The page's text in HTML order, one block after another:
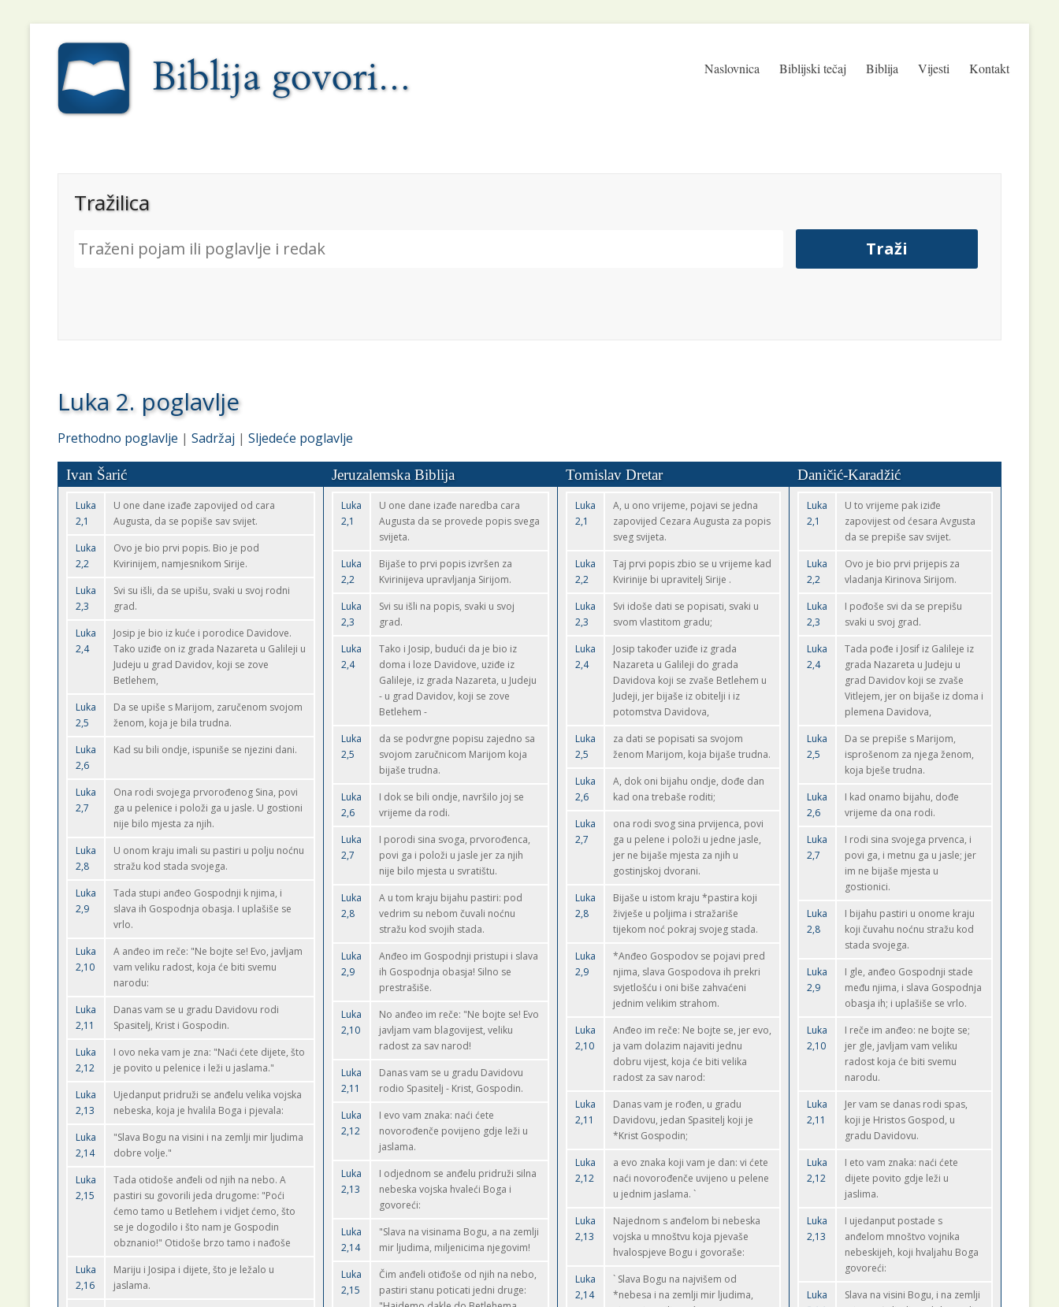
Naslovnica Biblijski tečaj Biblija Vijesti Kontakt
Tražilica
Luka 2. poglavlje
Prethodno poglavlje | Sadržaj | Sljedeće poglavlje
Ivan Šarić Jeruzalemska Biblija Tomislav Dretar Daničić-Karadžić
Luka
2,1
U one dane izađe zapovijed od cara
Augusta, da se popiše sav svijet.
Luka
2,2
Ovo je bio prvi popis. Bio je pod
Kvirinijem, namjesnikom Sirije.
Luka
2,3
Svi su išli, da se upišu, svaki u svoj rodni
grad.
Luka
2,4
Josip je bio iz kuće i porodice Davidove.
Tako uziđe on iz grada Nazareta u Galileji u
Judeju u grad Davidov, koji se zove
Betlehem,
Luka
2,5
Da se upiše s Marijom, zaručenom svojom
ženom, koja je bila trudna.
Luka
2,6
Kad su bili ondje, ispuniše se njezini dani.
Luka
2,7
Ona rodi svojega prvorođenog Sina, povi
ga u pelenice i položi ga u jasle. U gostioni
nije bilo mjesta za njih.
Luka
2,8
U onom kraju imali su pastiri u polju noćnu
stražu kod stada svojega.
Luka
2,9
Tada stupi anđeo Gospodnji k njima, i
slava ih Gospodnja obasja. I uplašiše se
vrlo.
Luka
2,10
A anđeo im reče: "Ne bojte se! Evo, javljam
vam veliku radost, koja će biti svemu
narodu:
Luka
2,11
Danas vam se u gradu Davidovu rodi
Spasitelj, Krist i Gospodin.
Luka
2,12
I ovo neka vam je zna: "Naći ćete dijete, što
je povito u pelenice i leži u jaslama."
Luka
2,13
Ujedanput pridruži se anđelu velika vojska
nebeska, koja je hvalila Boga i pjevala:
Luka
2,14
"Slava Bogu na visini i na zemlji mir ljudima
dobre volje."
Luka
2,15
Tada otidoše anđeli od njih na nebo. A
pastiri su govorili jeda drugome: "Poći
ćemo tamo u Betlehem i vidjet ćemo, što
se je dogodilo i što nam je Gospodin
obznanio!" Otidoše brzo tamo i nađoše
Luka
2,16
Mariju i Josipa i dijete, što je ležalo u
jaslama.
Luka
2,1
U one dane izađe naredba cara
Augusta da se provede popis svega
svijeta.
Luka
2,2
Bijaše to prvi popis izvršen za
Kvirinijeva upravljanja Sirijom.
Luka
2,3
Svi su išli na popis, svaki u svoj
grad.
Luka
2,4
Tako i Josip, budući da je bio iz
doma i loze Davidove, uziđe iz
Galileje, iz grada Nazareta, u Judeju
- u grad Davidov, koji se zove
Betlehem -
Luka
2,5
da se podvrgne popisu zajedno sa
svojom zaručnicom Marijom koja
bijaše trudna.
Luka
2,6
I dok se bili ondje, navršilo joj se
vrijeme da rodi.
Luka
2,7
I porodi sina svoga, prvorođenca,
povi ga i položi u jasle jer za njih
nije bilo mjesta u svratištu.
Luka
2,8
A u tom kraju bijahu pastiri: pod
vedrim su nebom čuvali noćnu
stražu kod svojih stada.
Luka
2,9
Anđeo im Gospodnji pristupi i slava
ih Gospodnja obasja! Silno se
prestrašiše.
Luka
2,10
No anđeo im reče: "Ne bojte se! Evo
javljam vam blagovijest, veliku
radost za sav narod!
Luka
2,11
Danas vam se u gradu Davidovu
rodio Spasitelj - Krist, Gospodin.
Luka
2,12
I evo vam znaka: naći ćete
novorođenče povijeno gdje leži u
jaslama.
Luka
2,13
I odjednom se anđelu pridruži silna
nebeska vojska hvaleći Boga i
govoreći:
Luka
2,14
"Slava na visinama Bogu, a na zemlji
mir ljudima, miljenicima njegovim!
Luka
2,15
Čim anđeli otiđoše od njih na nebo,
pastiri stanu poticati jedni druge:
Luka
2,1
A, u ono vrijeme, pojavi se jedna
zapovijed Cezara Augusta za popis
sveg svijeta.
Luka
2,2
Taj prvi popis zbio se u vrijeme kad
Kvirinije bi upravitelj Sirije .
Luka
2,3
Svi idoše dati se popisati, svaki u
svom vlastitom gradu;
Luka
2,4
Josip također uziđe iz grada
Nazareta u Galileji do grada
Davidova koji se zvaše Betlehem u
Judeji, jer bijaše iz obitelji i iz
potomstva Davidova,
Luka
2,5
za dati se popisati sa svojom
ženom Marijom, koja bijaše trudna.
Luka
2,6
A, dok oni bijahu ondje, dođe dan
kad ona trebaše roditi;
Luka
2,7
ona rodi svog sina prvijenca, povi
ga u pelene i položi u jedne jasle,
jer ne bijaše mjesta za njih u
gostinjskoj dvorani.
Luka
2,8
Bijaše u istom kraju *pastira koji
živješe u poljima i stražariše
tijekom noć pokraj svojeg stada.
Luka
2,9
*Anđeo Gospodov se pojavi pred
njima, slava Gospodova ih prekri
svjetlošću i oni biše zahvaćeni
jednim velikim strahom.
Luka
2,10
Anđeo im reče: Ne bojte se, jer evo,
ja vam dolazim najaviti jednu
dobru vijest, koja će biti velika
radost za sav narod:
Luka
2,11
Danas vam je rođen, u gradu
Davidovu, jedan Spasitelj koji je
*Krist Gospodin;
Luka
2,12
a evo znaka koji vam je dan: vi ćete
naći novorođenče uvijeno u pelene
u jednim jaslama. `
Luka
2,13
Najednom s anđelom bi nebeska
vojska u mnoštvu koja pjevaše
hvalospjeve Bogu i govoraše:
Luka
2,14
` Slava Bogu na najvišem od
*nebesa i na zemlji mir ljudima,
Luka
2,1
U to vrijeme pak iziđe
zapovijest od ćesara Avgusta
da se prepiše sav svijet.
Luka
2,2
Ovo je bio prvi prijepis za
vladanja Kirinova Sirijom.
Luka
2,3
I pođoše svi da se prepišu
svaki u svoj grad.
Luka
2,4
Tada pođe i Josif iz Galileje iz
grada Nazareta u Judeju u
grad Davidov koji se zvaše
Vitlejem, jer on bijaše iz doma i
plemena Davidova,
Luka
2,5
Da se prepiše s Marijom,
isprošenom za njega ženom,
koja bješe trudna.
Luka
2,6
I kad onamo bijahu, dođe
vrijeme da ona rodi.
Luka
2,7
I rodi sina svojega prvenca, i
povi ga, i metnu ga u jasle; jer
im ne bijaše mjesta u
gostionici.
Luka
2,8
I bijahu pastiri u onome kraju
koji čuvahu noćnu stražu kod
stada svojega.
Luka
2,9
I gle, anđeo Gospodnji stade
među njima, i slava Gospodnja
obasja ih; i uplašiše se vrlo.
Luka
2,10
I reče im anđeo: ne bojte se;
jer gle, javljam vam veliku
radost koja će biti svemu
narodu.
Luka
2,11
Jer vam se danas rodi spas,
koji je Hristos Gospod, u
gradu Davidovu.
Luka
2,12
I eto vam znaka: naći ćete
dijete povito gdje leži u
jaslima.
Luka
2,13
I ujedanput postade s
anđelom mnoštvo vojnika
nebeskijeh, koji hvaljahu Boga
govoreći:
Luka
Slava na visini Bogu, i na zemlji